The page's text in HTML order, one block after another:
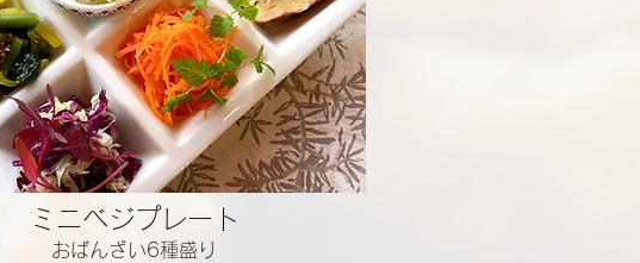
ミニベジプレート
おばんざい6種盛り